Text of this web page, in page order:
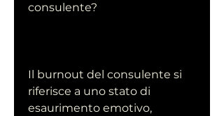
consulente?
Il burnout del consulente si
riferisce a uno stato di
esaurimento emotivo,